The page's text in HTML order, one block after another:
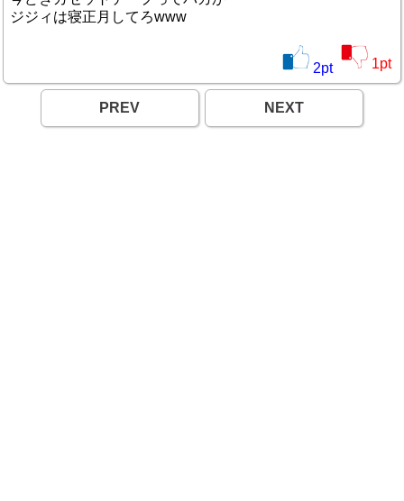
ジジィは寝正月してろwww
2pt 1pt
PREV NEXT